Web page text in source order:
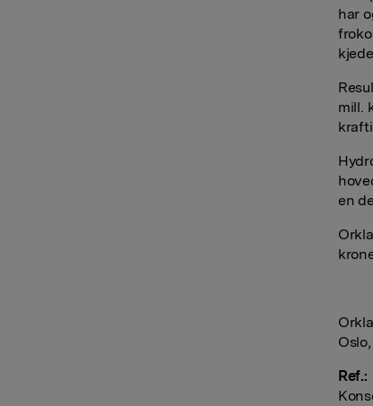
har
mill.
en
Ref.: